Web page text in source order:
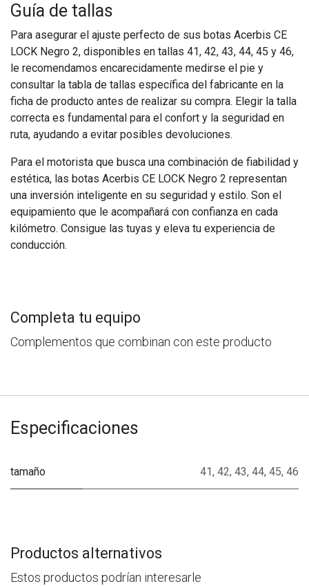
Guía de tallas
Para asegurar el ajuste perfecto de sus botas Acerbis CE
LOCK Negro 2, disponibles en tallas 41, 42, 43, 44, 45 y 46,
le recomendamos encarecidamente medirse el pie y
consultar la tabla de tallas específica del fabricante en la
ficha de producto antes de realizar su compra. Elegir la talla
correcta es fundamental para el confort y la seguridad en
ruta, ayudando a evitar posibles devoluciones.
Para el motorista que busca una combinación de fiabilidad y
estética, las botas Acerbis CE LOCK Negro 2 representan
una inversión inteligente en su seguridad y estilo. Son el
equipamiento que le acompañará con confianza en cada
kilómetro. Consigue las tuyas y eleva tu experiencia de
conducción.
Completa tu equipo
Complementos que combinan con este producto
Especificaciones
tamaño 41, 42, 43, 44, 45, 46
Productos alternativos
Estos productos podrían interesarle